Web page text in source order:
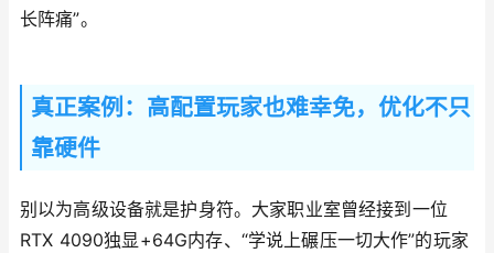
长阵痛”。
真正案例：高配置玩家也难幸免，优化不只
靠硬件
别以为高级设备就是护身符。大家职业室曾经接到一位
RTX 4090独显+64G内存、“学说上碾压一切大作”的玩家